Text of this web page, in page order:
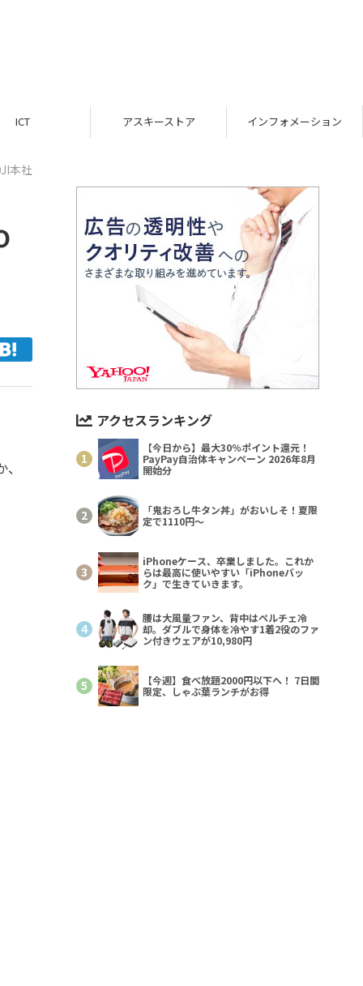
ICT アスキーストア インフォメーション
本社
アクセスランキング
【今日から】最大30％ポイント還元！
PayPay自治体キャンペーン 2026年8月
開始分
「鬼おろし牛タン丼」がおいしそ！夏限
定で1110円～
iPhoneケース、卒業しました。これか
らは最高に使いやすい「iPhoneバッ
ク」で生きていきます。
腰は大風量ファン、背中はペルチェ冷
却。ダブルで身体を冷やす1着2役のファ
ン付きウェアが10,980円
【今週】食べ放題2000円以下へ！ 7日間
限定、しゃぶ葉ランチがお得